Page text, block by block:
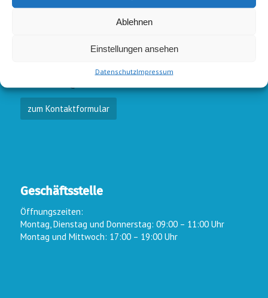
Ablehnen
Einstellungen ansehen
DatenschutzImpressum
schwimmen@wsc-lindlar.de
zum Kontaktformular
Geschäftsstelle
Öffnungszeiten:
Montag, Dienstag und Donnerstag: 09:00 – 11:00 Uhr
Montag und Mittwoch: 17:00 – 19:00 Uhr